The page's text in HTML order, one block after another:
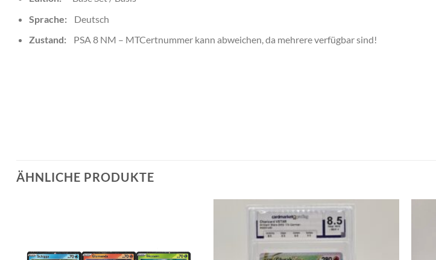
Sprache:Deutsch
Zustand:PSA 8 NM – MTCertnummer kann abweichen, da mehrere verfügbar sind!
ÄHNLICHE PRODUKTE